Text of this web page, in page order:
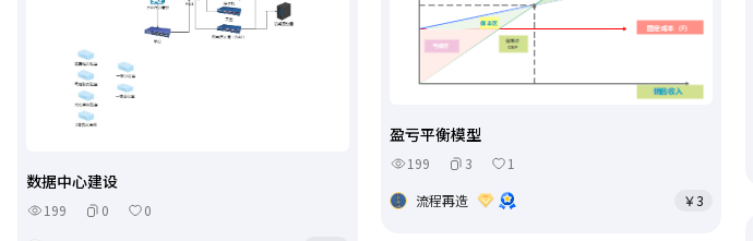
盈亏平衡模型
199 3
1
流程再造
￥3
数据中心建设
199 0
0